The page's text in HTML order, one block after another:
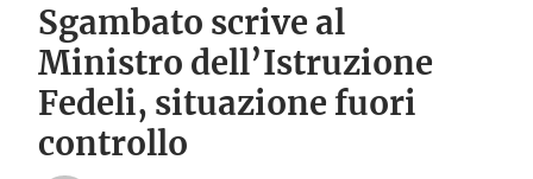
Sgambato scrive al
Ministro dell’Istruzione
Fedeli, situazione fuori
controllo